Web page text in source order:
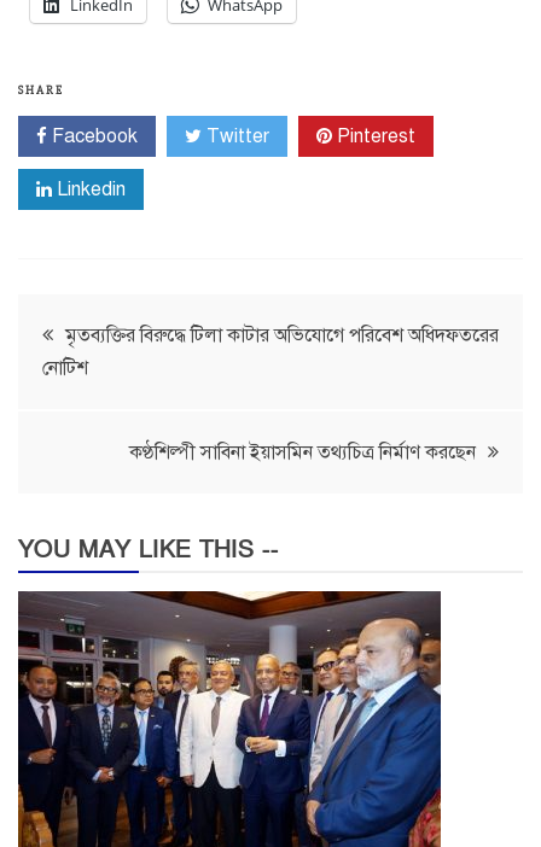
LinkedIn WhatsApp
SHARE
Facebook Twitter Pinterest
Linkedin
Post
navigation
মৃতব্যক্তির বিরুদ্ধে টিলা কাটার অভিযোগে পরিবেশ অধিদফতরের
নোটিশ
কণ্ঠশিল্পী সাবিনা ইয়াসমিন তথ্যচিত্র নির্মাণ করছেন
YOU MAY LIKE THIS --